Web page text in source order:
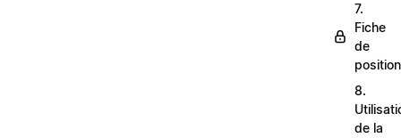
7.
Fiche
de
8.
de la